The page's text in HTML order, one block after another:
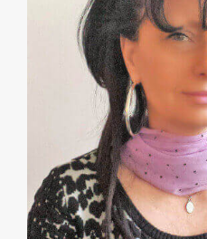
Kartářka
Mariášové a Andělské
anděl. Ráda vám
otázku, přítomnost i
napojení na andělské
láska a síla mi
lidem. Všichni máme